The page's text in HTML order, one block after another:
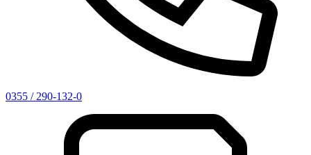
0355 / 290-132-0